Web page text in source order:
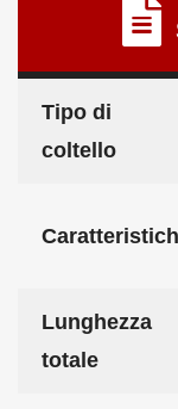
Tipo di
coltello
Lunghezza
totale